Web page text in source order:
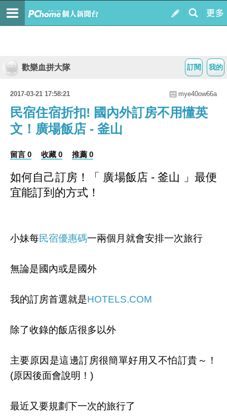
我的
訂閱
歡樂血拼大隊
2017-03-21 17:58:21 mye40ow66a
民宿住宿折扣! 國內外訂房不用懂英
文！廣場飯店 - 釜山
留言 0 收藏 0 推薦 0
如何自己訂房！
「 廣場飯店 - 釜山 」最便
宜能訂到的方式 ！
小妹每民宿優惠碼一兩個月就會安排一次旅行
無論是國內或是國外
我的訂房首選就是HOTELS.COM
除了收錄的飯店很多以外
主要原因是這邊訂房很簡單好用又不怕訂貴～！
(原因後面會說明！)
最近又要規劃下一次的旅行了